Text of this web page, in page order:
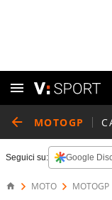
MOTOGP
Seguici su: Google
MOTO MOTOGP